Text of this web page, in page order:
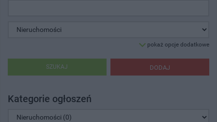
pokaż opcje dodatkowe
DODAJ
SZUKAJ
Kategorie ogłoszeń